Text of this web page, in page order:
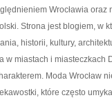
Wrocławia
Strona jest blogiem, w
historii, kultury,
w miastach i miasteczkach
Moda Wrocław
które często